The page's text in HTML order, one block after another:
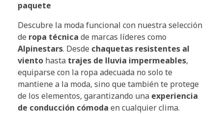
paquete
Descubre la moda funcional con nuestra selección
de ropa técnica de marcas líderes como
Alpinestars. Desde chaquetas resistentes al
viento hasta trajes de lluvia impermeables,
equiparse con la ropa adecuada no solo te
mantiene a la moda, sino que también te protege
de los elementos, garantizando una experiencia
de conducción cómoda en cualquier clima.